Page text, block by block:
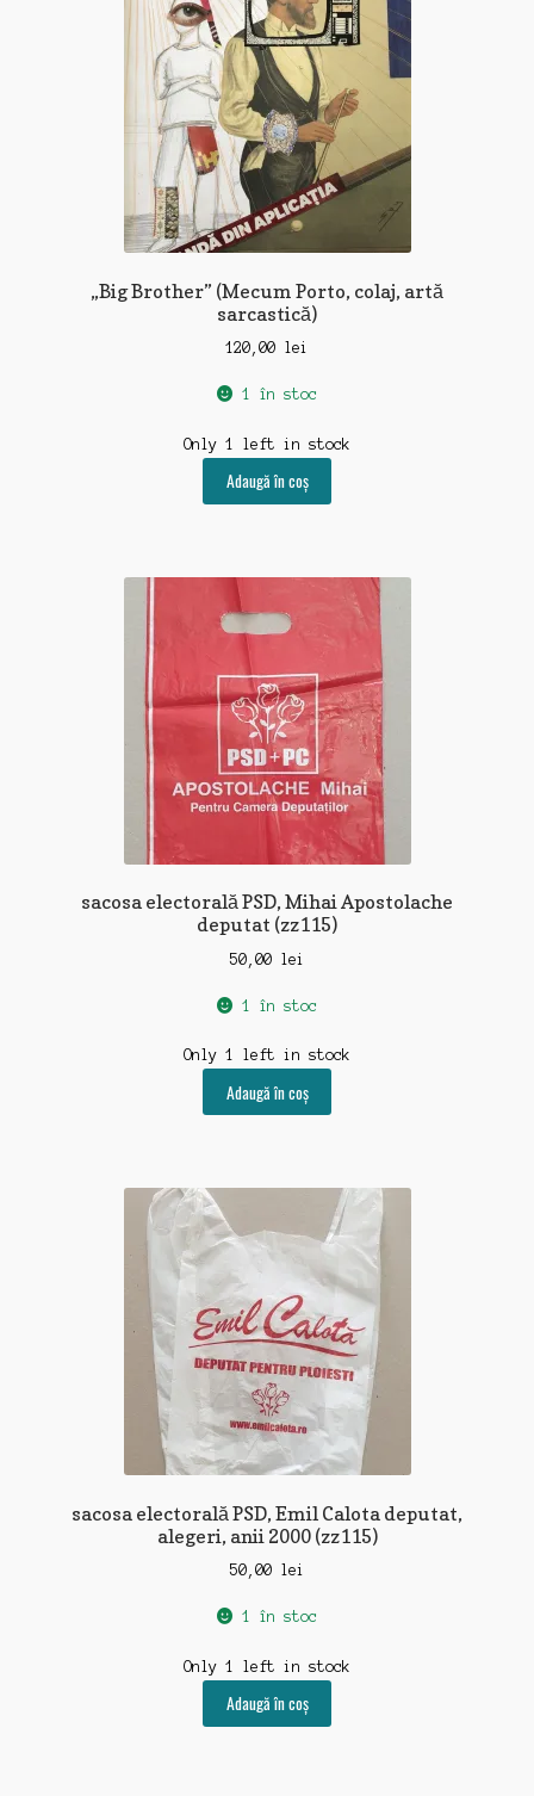
„Big Brother” (Mecum Porto, colaj, artă
sarcastică)
120,00 lei
1 în stoc
Only 1 left in stock
Adaugă în coș
sacosa electorală PSD, Mihai Apostolache
deputat (zz115)
50,00 lei
1 în stoc
Only 1 left in stock
Adaugă în coș
sacosa electorală PSD, Emil Calota deputat,
alegeri, anii 2000 (zz115)
50,00 lei
1 în stoc
Only 1 left in stock
Adaugă în coș